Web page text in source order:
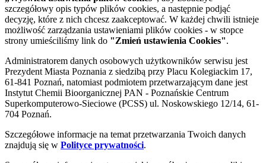
szczegółowy opis typów plików cookies, a następnie podjąć
decyzję, które z nich chcesz zaakceptować. W każdej chwili istnieje
możliwość zarządzania ustawieniami plików cookies - w stopce
strony umieściliśmy link do "Zmień ustawienia Cookies".
Administratorem danych osobowych użytkowników serwisu jest
Prezydent Miasta Poznania z siedzibą przy Placu Kolegiackim 17,
61-841 Poznań, natomiast podmiotem przetwarzającym dane jest
Instytut Chemii Bioorganicznej PAN - Poznańskie Centrum
Superkomputerowo-Sieciowe (PCSS) ul. Noskowskiego 12/14, 61-
704 Poznań.
Szczegółowe informacje na temat przetwarzania Twoich danych
znajdują się w Polityce prywatności.